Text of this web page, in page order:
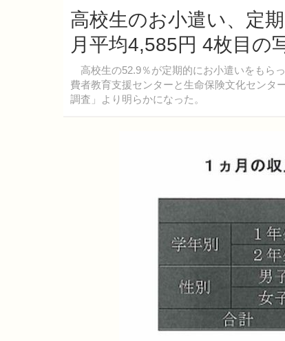
高校生のお小遣い、定
月平均4,585円 4枚目の
高校生の52.9％が定期的にお小遣いをもら
費者教育支援センターと生命保険文化センタ
調査」より明らかになった。